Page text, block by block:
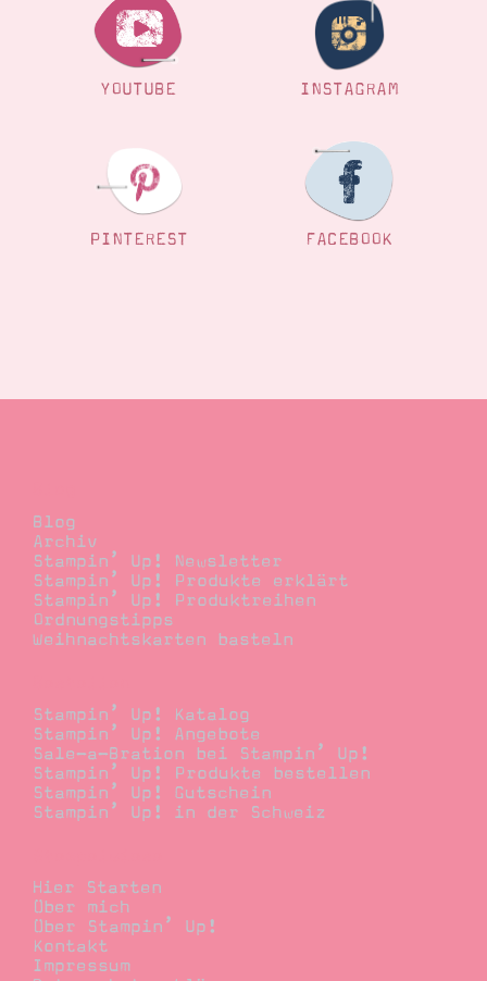
YOUTUBE INSTAGRAM
PINTEREST FACEBOOK
Blog
Archiv
Stampin’ Up! Newsletter
Stampin’ Up! Produkte erklärt
Stampin’ Up! Produktreihen
Ordnungstipps
Weihnachtskarten basteln
Stampin’ Up! Katalog
Stampin’ Up! Angebote
Sale-a-Bration bei Stampin’ Up!
Stampin’ Up! Produkte bestellen
Stampin’ Up! Gutschein
Stampin’ Up! in der Schweiz
Hier Starten
Über mich
Über Stampin’ Up!
Kontakt
Impressum